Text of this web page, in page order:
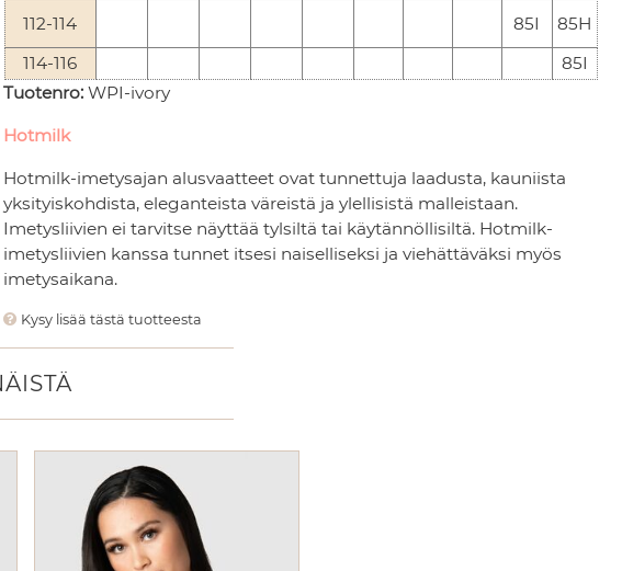
112-114 85I
85H
114-116
85I
Tuotenro:WPI-ivory
Hotmilk
Hotmilk-imetysajan alusvaatteet ovat tunnettuja laadusta, kauniista
yksityiskohdista, eleganteista väreistä ja ylellisistä malleistaan.
Imetysliivien ei tarvitse näyttää tylsiltä tai käytännöllisiltä. Hotmilk-
imetysliivien kanssa tunnet itsesi naiselliseksi ja viehättäväksi myös
imetysaikana.
Kysy lisää tästä tuotteesta